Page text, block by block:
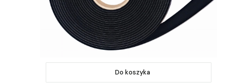
Do koszyka